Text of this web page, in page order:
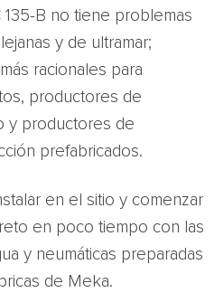
B no tiene problemas
y de ultramar;
racionales para
productores de
y productores de
prefabricados.
en el sitio y comenzar
en poco tiempo con las
y neumáticas preparadas
de Meka.